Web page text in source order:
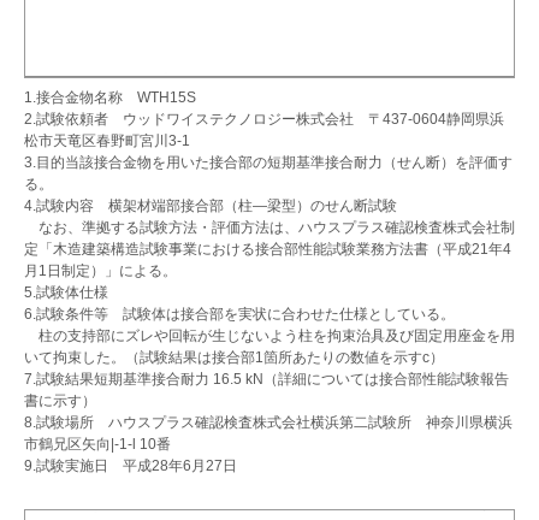
1.接合金物名称 WTH15S
2.試験依頼者 ウッドワイステクノロジー株式会社 〒437-0604静岡県浜
松市天竜区春野町宮川3-1
3.目的当該接合金物を用いた接合部の短期基準接合耐力（せん断）を評価す
る。
4.試験内容 横架材端部接合部（柱―梁型）のせん断試験
なお、準拠する試験方法・評価方法は、ハウスプラス確認検査株式会社制
定「木造建築構造試験事業における接合部性能試験業務方法書（平成21年4
月1日制定）」による。
5.試験体仕様
6.試験条件等 試験体は接合部を実状に合わせた仕様としている。
柱の支持部にズレや回転が生じないよう柱を拘束治具及び固定用座金を用
いて拘束した。（試験結果は接合部1箇所あたりの数値を示すc）
7.試験結果短期基準接合耐力 16.5 kN（詳細については接合部性能試験報告
書に示す）
8.試験場所 ハウスプラス確認検査株式会社横浜第二試験所 神奈川県横浜
市鶴兄区矢向|-1-l 10番
9.試験実施日 平成28年6月27日